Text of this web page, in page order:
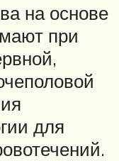
на основе
при
для